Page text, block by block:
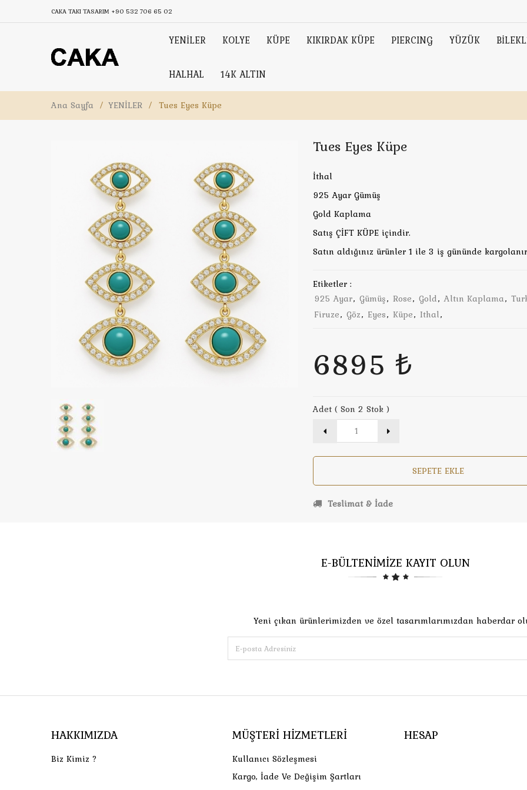
CAKA TAKI TASARIM +90 532 706 65 02
YENİLER KOLYE KÜPE KIKIRDAK KÜPE PIERCING YÜZÜK
HALHAL 14K ALTIN
Ana Sayfa / YENİLER / Tues Eyes Küpe
Tues Eyes Küpe
İthal
925 Ayar Gümüş
Gold Kaplama
Satış ÇİFT KÜPE içindir.
Satın aldığınız ürünler 1 ile 3 iş gününde
Etiketler :
925 Ayar, Gümüş, Rose, Gold, Altın Kaplama,
Firuze, Göz, Eyes, Küpe, Ithal,
6895 ₺
Adet ( Son 2 Stok )
SEPETE EKLE
Teslimat & İade
E-BÜLTENİMİZE KAYIT OLUN
Yeni çıkan ürünlerimizden ve özel tasarımlarımızdan haberdar
HAKKIMIZDA
Biz Kimiz ?
MÜŞTERI HIZMETLERI
Kullanıcı Sözleşmesi
Kargo, İade Ve Değişim Şartları
HESAP